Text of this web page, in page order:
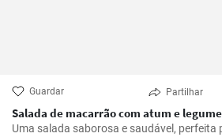
Guardar Partilhar
Salada de macarrão com atum e
Uma salada saborosa e saudável, perfeita